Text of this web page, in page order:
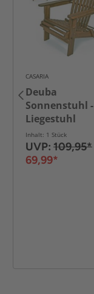
CASARIA
Deuba
Sonnenstuhl -
Liegestuhl
Adirondack
Inhalt: 1 Stück
UVP: 109,95*
69,99*